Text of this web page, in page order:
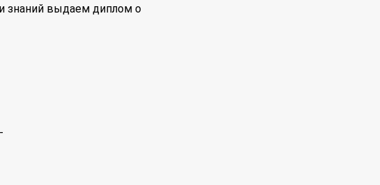
знаний выдаем диплом о